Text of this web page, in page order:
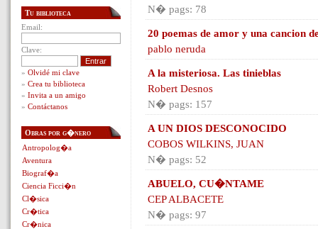
N� pags: 78
20 poemas de amor y una cancion
pablo neruda
A la misteriosa. Las tinieblas
Robert Desnos
N� pags: 157
A UN DIOS DESCONOCIDO
COBOS WILKINS, JUAN
N� pags: 52
ABUELO, CU�NTAME
CEP ALBACETE
N� pags: 97
Tu biblioteca
Email:
Clave:
» Olvidé mi clave
» Crea tu biblioteca
» Invita a un amigo
» Contáctanos
Obras por g�nero
Antropolog�a
Aventura
Biograf�a
Ciencia Ficci�n
Cl�sica
Cr�tica
Cr�nica